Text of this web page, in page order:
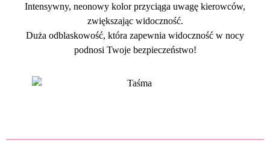
Intensywny, neonowy kolor przyciąga uwagę kierowców,
zwiększając widoczność.
Duża odblaskowość, która zapewnia widoczność w nocy
podnosi Twoje bezpieczeństwo!